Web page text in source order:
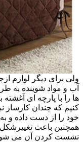
ولی برای دیگر لوازم
آب و مواد شوینده به
ها را با پارچه ای
کنیم که چندان کارساز
خود را از دست داده و
همچنین باعث
نشست کردن آن می